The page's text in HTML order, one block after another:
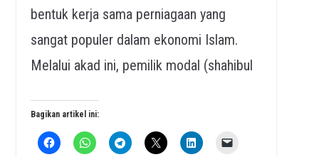
bentuk kerja sama perniagaan yang
sangat populer dalam ekonomi Islam.
Melalui akad ini, pemilik modal (shahibul
Bagikan artikel ini: